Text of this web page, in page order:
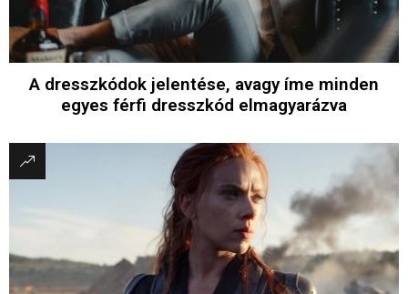
A dresszkódok jelentése, avagy íme minden
egyes férfi dresszkód elmagyarázva